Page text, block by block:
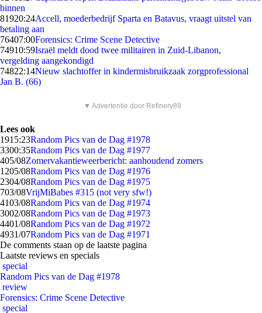
binnen
81920:24Accell, moederbedrijf Sparta en Batavus, vraagt uitstel van
betaling aan
76407:00Forensics: Crime Scene Detective
74910:59Israël meldt dood twee militairen in Zuid-Libanon,
vergelding aangekondigd
74822:14Nieuw slachtoffer in kindermisbruikzaak zorgprofessional
Jan B. (66)
▼ Advertentie door Refinery89
Lees ook
1915:23Random Pics van de Dag #1978
3300:35Random Pics van de Dag #1977
405/08Zomervakantieweerbericht: aanhoudend zomers
1205/08Random Pics van de Dag #1976
2304/08Random Pics van de Dag #1975
703/08VrijMiBabes #315 (not very sfw!)
4103/08Random Pics van de Dag #1974
3002/08Random Pics van de Dag #1973
4401/08Random Pics van de Dag #1972
4931/07Random Pics van de Dag #1971
De comments staan op de laatste pagina
Laatste reviews en specials
special
Random Pics van de Dag #1978
review
Forensics: Crime Scene Detective
special